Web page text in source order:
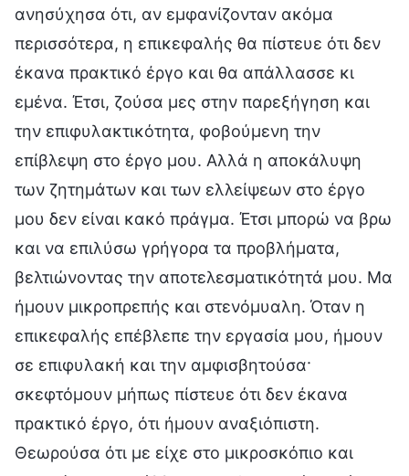
ανησύχησα ότι, αν εμφανίζονταν ακόμα
περισσότερα, η επικεφαλής θα πίστευε ότι δεν
έκανα πρακτικό έργο και θα απάλλασσε κι
εμένα. Έτσι, ζούσα μες στην παρεξήγηση και
την επιφυλακτικότητα, φοβούμενη την
επίβλεψη στο έργο μου. Αλλά η αποκάλυψη
των ζητημάτων και των ελλείψεων στο έργο
μου δεν είναι κακό πράγμα. Έτσι μπορώ να βρω
και να επιλύσω γρήγορα τα προβλήματα,
βελτιώνοντας την αποτελεσματικότητά μου. Μα
ήμουν μικροπρεπής και στενόμυαλη. Όταν η
επικεφαλής επέβλεπε την εργασία μου, ήμουν
σε επιφυλακή και την αμφισβητούσα·
σκεφτόμουν μήπως πίστευε ότι δεν έκανα
πρακτικό έργο, ότι ήμουν αναξιόπιστη.
Θεωρούσα ότι με είχε στο μικροσκόπιο και